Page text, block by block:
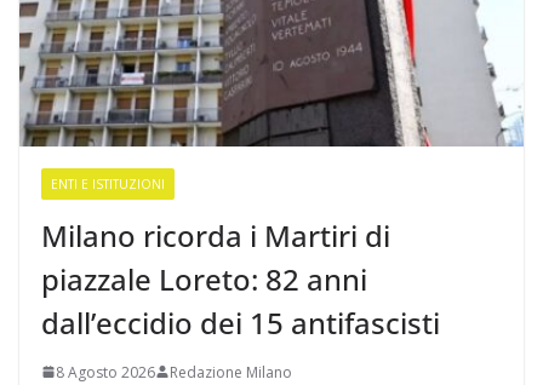
ENTI E ISTITUZIONI
Milano ricorda i Martiri di
piazzale Loreto: 82 anni
dall’eccidio dei 15 antifascisti
8 Agosto 2026 Redazione Milano